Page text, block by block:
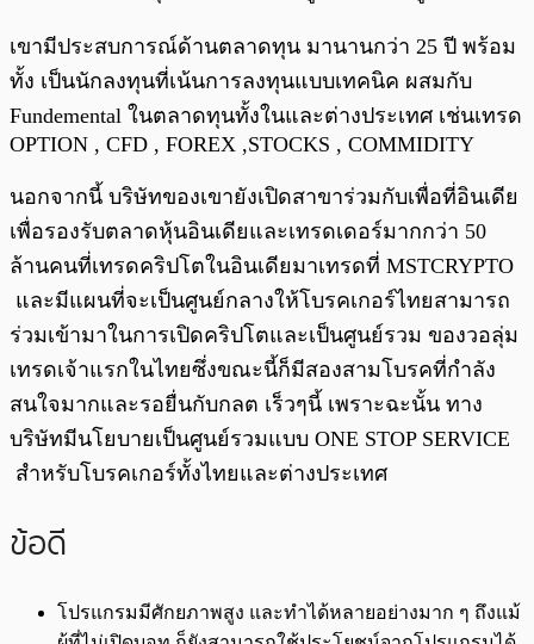
เขามีประสบการณ์ด้านตลาดทุน มานานกว่า 25 ปี พร้อม
ทั้ง เป็นนักลงทุนที่เน้นการลงทุนแบบเทคนิค ผสมกับ
Fundemental ในตลาดทุนทั้งในและต่างประเทศ เช่นเทรด
OPTION , CFD , FOREX ,STOCKS , COMMIDITY
นอกจากนี้ บริษัทของเขายังเปิดสาขาร่วมกับเพื่อที่อินเดีย
เพื่อรองรับตลาดหุ้นอินเดียและเทรดเดอร์มากกว่า 50
ล้านคนที่เทรดคริปโตในอินเดียมาเทรดที่ MSTCRYPTO
และมีแผนที่จะเป็นศูนย์กลางให้โบรคเกอร์ไทยสามารถ
ร่วมเข้ามาในการเปิดคริปโตและเป็นศูนย์รวม ของวอลุ่ม
เทรดเจ้าแรกในไทยซึ่งขณะนี้ก็มีสองสามโบรคที่กำลัง
สนใจมากและรอยื่นกับกลต เร็วๆนี้ เพราะฉะนั้น ทาง
บริษัทมีนโยบายเป็นศูนย์รวมแบบ ONE STOP SERVICE
สำหรับโบรคเกอร์ทั้งไทยและต่างประเทศ
ข้อดี
โปรแกรมมีศักยภาพสูง และทำได้หลายอย่างมาก ๆ ถึงแม้